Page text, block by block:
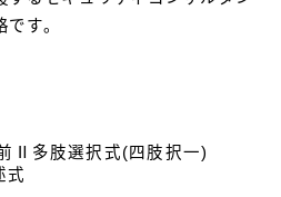
す。
Ⅱ多肢選択式(四肢択一)
式